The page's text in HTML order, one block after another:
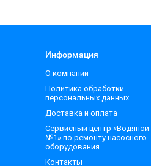
Информация
О компании
Политика обработки
персональных данных
Доставка и оплата
Сервисный центр «Водяной
№1» по ремонту насосного
оборудования
Контакты